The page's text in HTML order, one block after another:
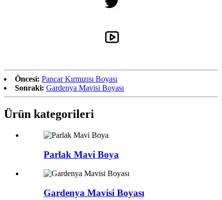
Öncesi: Pancar Kırmızısı Boyası
Sonraki: Gardenya Mavisi Boyası
Ürün kategorileri
Parlak Mavi Boya
Gardenya Mavisi Boyası